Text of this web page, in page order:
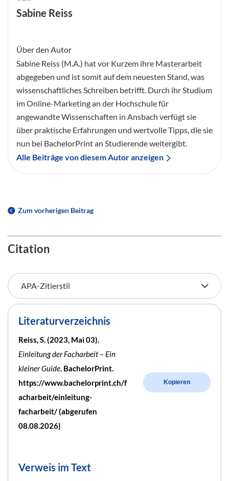
Sabine Reiss
Über den Autor
Sabine Reiss (M.A.) hat vor Kurzem ihre Masterarbeit
abgegeben und ist somit auf dem neuesten Stand, was
wissenschaftliches Schreiben betrifft. Durch ihr Studium
im Online-Marketing an der Hochschule für
angewandte Wissenschaften in Ansbach verfügt sie
über praktische Erfahrungen und wertvolle Tipps, die sie
nun bei BachelorPrint an Studierende weitergibt.
Alle Beiträge von diesem Autor anzeigen
Zum vorherigen Beitrag
Citation
Literaturverzeichnis
Reiss, S. (2023, Mai 03).
Einleitung der Facharbeit – Ein
kleiner Guide . BachelorPrint.
https://www.bachelorprint.ch/f
acharbeit/einleitung-
facharbeit/ (abgerufen
08.08.2026)
Kopieren
Verweis im Text